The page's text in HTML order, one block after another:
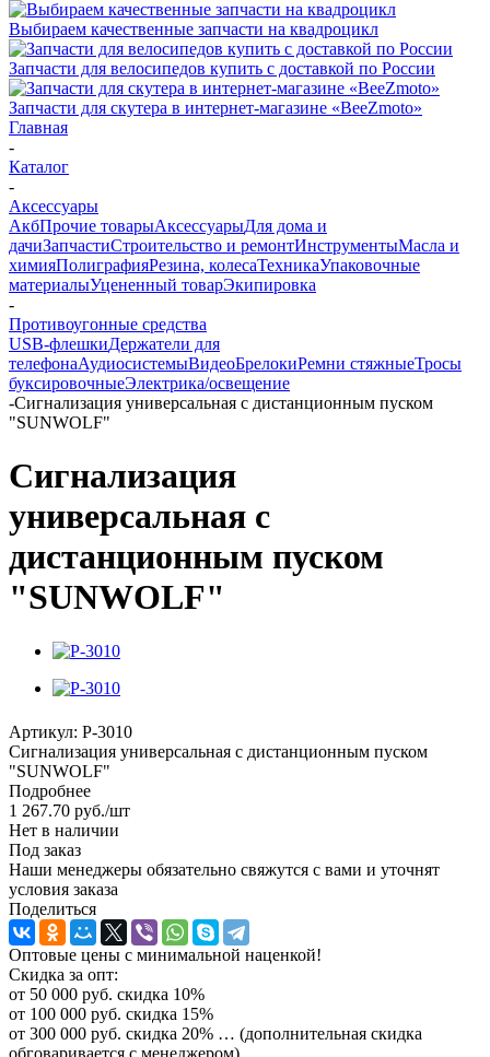
Выбираем качественные запчасти на квадроцикл
Запчасти для велосипедов купить с доставкой по России
Запчасти для скутера в интернет-магазине «BeeZmoto»
Главная
-
Каталог
-
Аксессуары
АкбПрочие товарыАксессуарыДля дома и
дачиЗапчастиСтроительство и ремонтИнструментыМасла и
химияПолиграфияРезина, колесаТехникаУпаковочные
материалыУцененный товарЭкипировка
-
Противоугонные средства
USB-флешкиДержатели для
телефонаАудиосистемыВидеоБрелокиРемни стяжныеТросы
буксировочныеЭлектрика/освещение
-Сигнализация универсальная с дистанционным пуском
"SUNWOLF"
Сигнализация
универсальная с
дистанционным пуском
"SUNWOLF"
Артикул: P-3010
Сигнализация универсальная с дистанционным пуском
"SUNWOLF"
Подробнее
1 267.70 руб./шт
Нет в наличии
Под заказ
Наши менеджеры обязательно свяжутся с вами и уточнят
условия заказа
Поделиться
Оптовые цены с минимальной наценкой!
Скидка за опт:
от 50 000 руб. скидка 10%
от 100 000 руб. скидка 15%
от 300 000 руб. скидка 20% … (дополнительная скидка
обговаривается с менеджером)